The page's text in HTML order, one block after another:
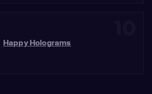
Happy Holograms